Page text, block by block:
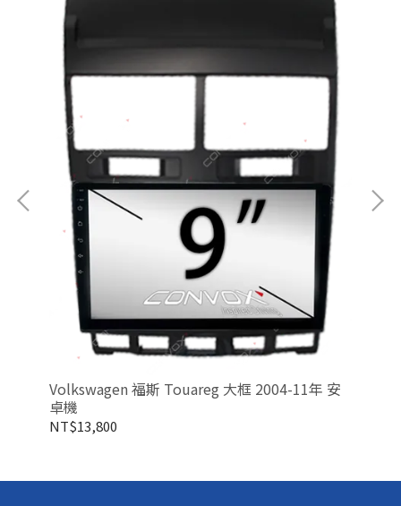
Volkswagen 福斯 Touareg 大框 2004-11年 安
卓機
NT$13,800